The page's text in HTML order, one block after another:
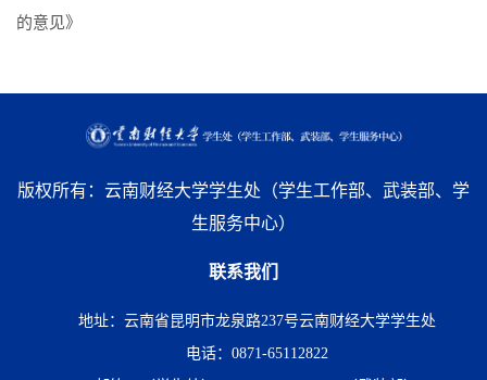
的意见》
版权所有：云南财经大学学生处（学生工作部、武装部、学
生服务中心）
联系我们
地址：云南省昆明市龙泉路237号云南财经大学学生处
电话：0871-65112822